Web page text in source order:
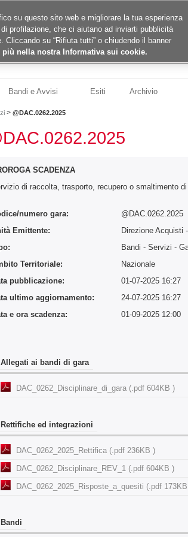
A
Bandi e Avvisi Esiti Archivio
> @DAC.0262.2025
SCADENZA
di raccolta, trasporto, recupero o smaltimento
numero gara:
@DAC.0262.2025
Emittente:
Direzione Acquisti
Bandi - Servizi-
Territoriale:
Nazionale
pubblicazione:
01-07-2025 16:27
ultimo aggiornamento:
24-07-2025 16:27
e ora scadenza:
01-09-2025 12:00
Allegati ai bandi di gara
DAC_0262_Disciplinare_di_gara (.pdf 604KB )
Rettifiche ed integrazioni
DAC_0262_2025_Rettifica (.pdf 236KB )
DAC_0262_Disciplinare_REV_1 (.pdf 604KB )
DAC_0262_2025_Risposte_a_quesiti (.pdf
Bandi
su questo sito web e migliorare la tua esperienza
profilazione, che ci aiutano ad inviarti pubblicità
su “Rifiuta tutti” o chiudendo il banner
nella nostra Informativa sui cookie.